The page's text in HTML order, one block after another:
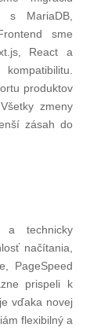
s MariaDB,
sme
React a
produktov
zmeny
zásah do
a technicky
načítania,
PageSpeed
prispeli k
vďaka novej
flexibilný a